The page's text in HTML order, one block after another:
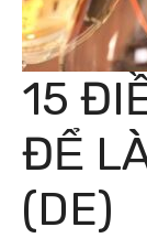
15
ĐỂ
(DE)